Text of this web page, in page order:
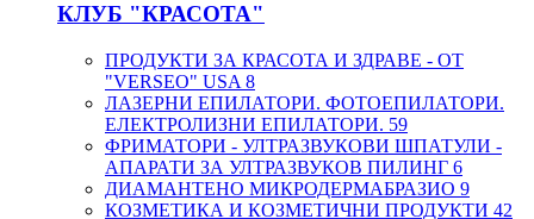
КЛУБ "КРАСОТА"
ПРОДУКТИ ЗА КРАСОТА И ЗДРАВЕ - ОТ
"VERSEO" USA 8
ЛАЗЕРНИ ЕПИЛАТОРИ. ФОТОЕПИЛАТОРИ.
ЕЛЕКТРОЛИЗНИ ЕПИЛАТОРИ. 59
ФРИМАТОРИ - УЛТРАЗВУКОВИ ШПАТУЛИ -
АПАРАТИ ЗА УЛТРАЗВУКОВ ПИЛИНГ 6
ДИАМАНТЕНО МИКРОДЕРМАБРАЗИО 9
КОЗМЕТИКА И КОЗМЕТИЧНИ ПРОДУКТИ 42